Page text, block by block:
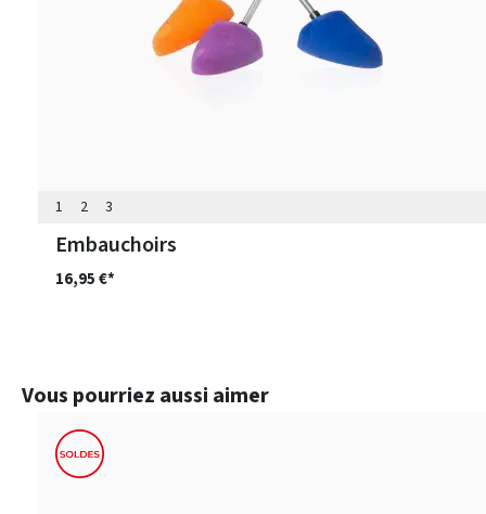
1 2 3
Embauchoirs
16,95 €*
Ignorer la galerie de produits
Vous pourriez aussi aimer